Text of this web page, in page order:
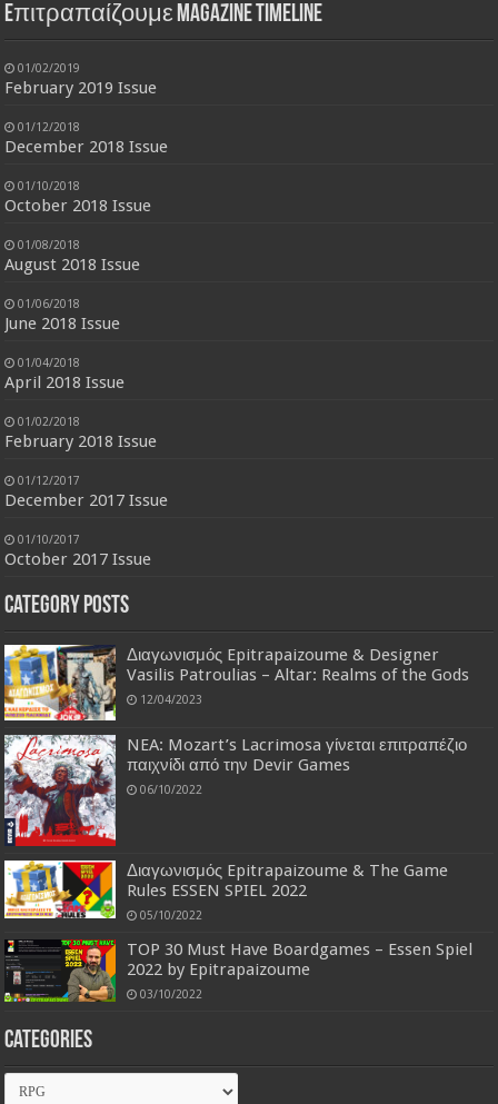
Eπιτραπαίζουμε Magazine Timeline
01/02/2019
February 2019 Issue
01/12/2018
December 2018 Issue
01/10/2018
October 2018 Issue
01/08/2018
August 2018 Issue
01/06/2018
June 2018 Issue
01/04/2018
April 2018 Issue
01/02/2018
February 2018 Issue
01/12/2017
December 2017 Issue
01/10/2017
October 2017 Issue
Category Posts
Διαγωνισμός Epitrapaizoume & Designer
Vasilis Patroulias – Altar: Realms of the Gods
12/04/2023
NEA: Mozart’s Lacrimosa γίνεται επιτραπέζιο
παιχνίδι από την Devir Games
06/10/2022
Διαγωνισμός Epitrapaizoume & The Game
Rules ESSEN SPIEL 2022
05/10/2022
TOP 30 Must Have Boardgames – Essen Spiel
2022 by Epitrapaizoume
03/10/2022
Categories
Categories